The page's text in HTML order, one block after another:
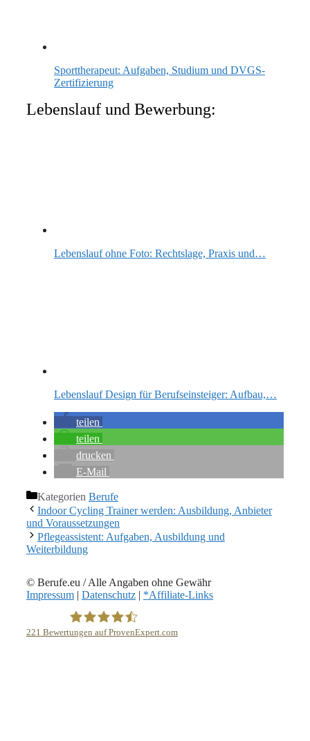
Sporttherapeut: Aufgaben, Studium und DVGS-
Zertifizierung
Lebenslauf und Bewerbung:
Lebenslauf ohne Foto: Rechtslage, Praxis und…
Lebenslauf Design für Berufseinsteiger: Aufbau,…
teilen
teilen
drucken
E-Mail
Kategorien Berufe
Indoor Cycling Trainer werden: Ausbildung, Anbieter
und Voraussetzungen
Pflegeassistent: Aufgaben, Ausbildung und
Weiterbildung
© Berufe.eu / Alle Angaben ohne Gewähr
Impressum | Datenschutz | *Affiliate-Links
221 Bewertungen auf ProvenExpert.com